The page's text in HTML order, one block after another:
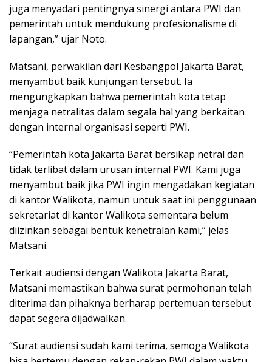
juga menyadari pentingnya sinergi antara PWI dan
pemerintah untuk mendukung profesionalisme di
lapangan,” ujar Noto.
Matsani, perwakilan dari Kesbangpol Jakarta Barat,
menyambut baik kunjungan tersebut. Ia
mengungkapkan bahwa pemerintah kota tetap
menjaga netralitas dalam segala hal yang berkaitan
dengan internal organisasi seperti PWI.
“Pemerintah kota Jakarta Barat bersikap netral dan
tidak terlibat dalam urusan internal PWI. Kami juga
menyambut baik jika PWI ingin mengadakan kegiatan
di kantor Walikota, namun untuk saat ini penggunaan
sekretariat di kantor Walikota sementara belum
diizinkan sebagai bentuk kenetralan kami,” jelas
Matsani.
Terkait audiensi dengan Walikota Jakarta Barat,
Matsani memastikan bahwa surat permohonan telah
diterima dan pihaknya berharap pertemuan tersebut
dapat segera dijadwalkan.
“Surat audiensi sudah kami terima, semoga Walikota